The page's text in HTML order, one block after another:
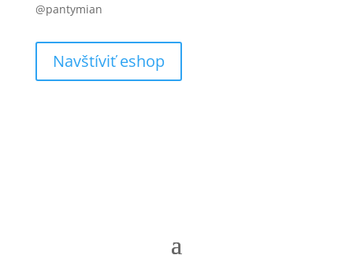
@pantymian
Navštíviť eshop